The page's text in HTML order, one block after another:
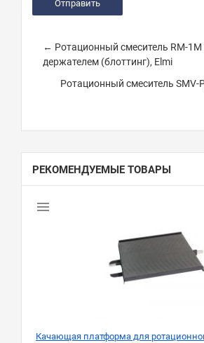
← Ротационный смеситель RM-1M
держателем (блоттинг), Elmi
Ротационный смеситель SMV-
РЕКОМЕНДУЕМЫЕ ТОВАРЫ
Качающая платформа для